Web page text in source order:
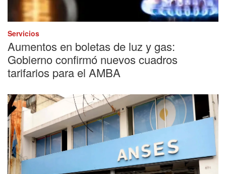
Servicios
Aumentos en boletas de luz y gas:
Gobierno confirmó nuevos cuadros
tarifarios para el AMBA